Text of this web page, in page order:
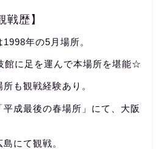
戦歴】
年の5月場所。
館に足を運んで本場所を堪能☆
も観戦経験あり。
平成最後の春場所」にて、大阪
にて観戦。